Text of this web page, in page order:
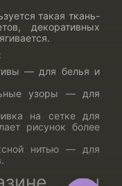
такая ткань-
декоративных
— для белья и
узоры — для
на сетке для
рисунок более
нитью — для